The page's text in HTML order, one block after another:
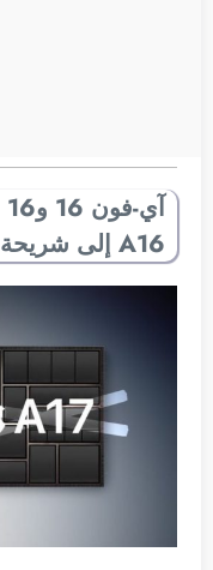
A16 إلى شريحة A18